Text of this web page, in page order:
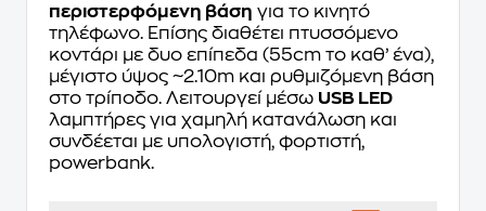
περιστερφόμενη βάση για το κινητό
τηλέφωνο. Επίσης διαθέτει πτυσσόμενο
κοντάρι με δυο επίπεδα (55cm το καθ’ ένα),
μέγιστο ύψος ~2.10m και ρυθμιζόμενη βάση
στο τρίποδο. Λειτουργεί μέσω USB LED
λαμπτήρες για χαμηλή κατανάλωση και
συνδέεται με υπολογιστή, φορτιστή,
powerbank.